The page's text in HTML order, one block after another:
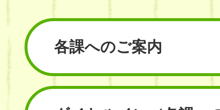
各課へのご案内